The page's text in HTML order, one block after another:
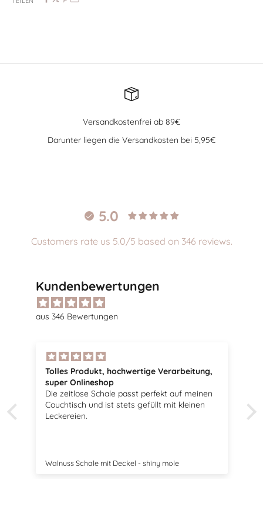
Versandkostenfrei ab 89€
Darunter liegen die Versandkosten bei 5,95€
5.0
Customers rate us 5.0/5 based on 346 reviews.
Kundenbewertungen
aus 346 Bewertungen
Verarbeitung,
passt perfekt auf meinen
stets gefüllt mit kleinen
- shiny mole
Tolle Vögel
Dekoration.
Swedish Birds Osterdekoration